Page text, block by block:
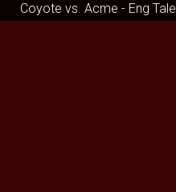
Coyote vs. Acme - Eng Tale